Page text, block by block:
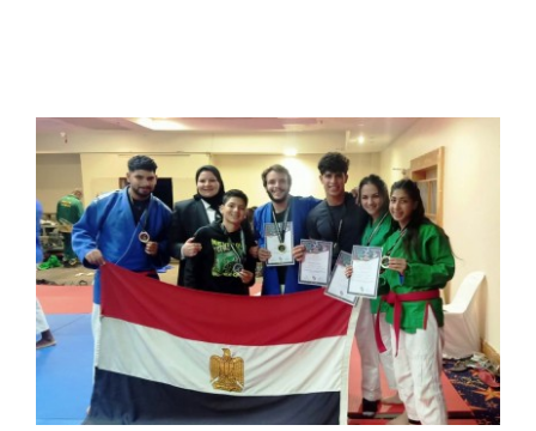
РЕЗУЛЬТАТЫ
КОНТАКТЫ